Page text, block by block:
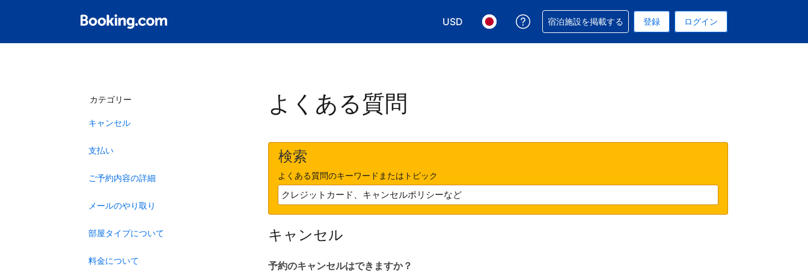
USD
表示通貨を選択. 現在選択中の表示通貨はUSドルです
言語を選択. 現在選択中の言語は日本語です
予約に関するサポートを受けられます
宿泊施設を掲載する 登録 ログイン
カテゴリー
キャンセル
支払い
ご予約内容の詳細
メールのやり取り
部屋タイプについて
料金について
よくある質問
検索
よくある質問のキーワードまたはトピック
キャンセル
予約のキャンセルはできますか？